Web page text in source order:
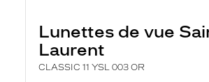
Lunettes de vue
Laurent
CLASSIC 11 YSL 003 OR